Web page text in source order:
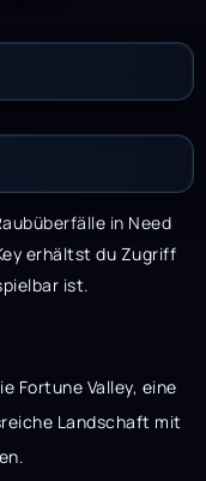
in Need
erhältst du Zugriff
ist.
Fortune Valley, eine
Landschaft mit